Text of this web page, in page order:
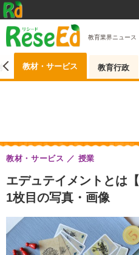
教育業界ニュース
教材・サービス 教育行政
エデュテイメントとは
1枚目の写真・画像
教材・サービス 授業